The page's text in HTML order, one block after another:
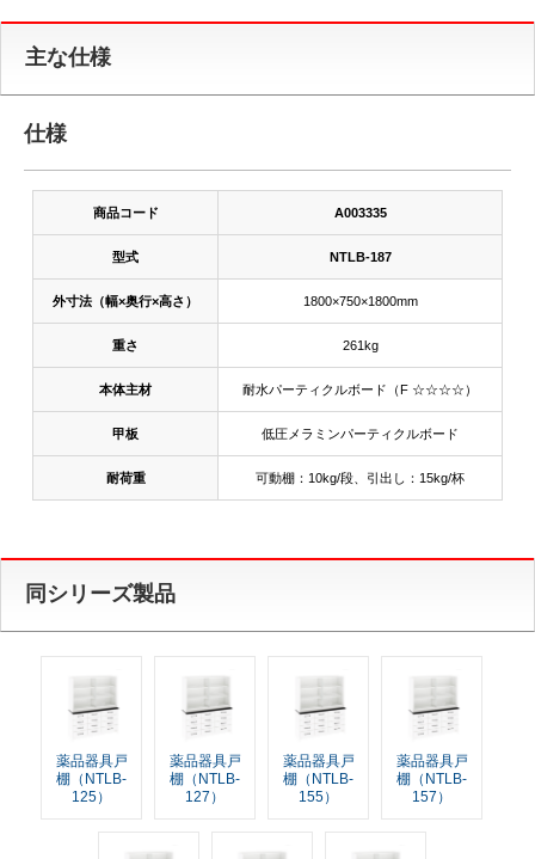
主な仕様
仕様
商品コード A003335
型式 NTLB-187
外寸法（幅×奥行×高さ） 1800×750×1800mm
重さ 261kg
本体主材 耐水パーティクルボード（F ☆☆☆☆）
甲板 低圧メラミンパーティクルボード
耐荷重 可動棚：10kg/段、引出し：15kg/杯
同シリーズ製品
薬品器具戸
棚（NTLB-
125）
薬品器具戸
棚（NTLB-
127）
薬品器具戸
棚（NTLB-
155）
薬品器具戸
棚（NTLB-
157）